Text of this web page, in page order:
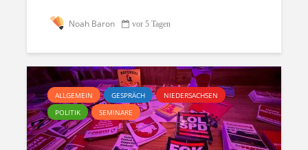
Noah Baron vor 5 Tagen
ALLGEMEIN GESPRÄCH
NIEDERSACHSEN
POLITIK
SEMINARE